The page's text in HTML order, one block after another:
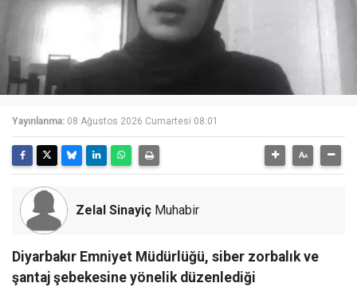
Yayınlanma: 08 Ağustos 2026 Cumartesi 08:01
Zelal Sinayiç Muhabir
Diyarbakır Emniyet Müdürlüğü, siber zorbalık ve
şantaj şebekesine yönelik düzenlediği